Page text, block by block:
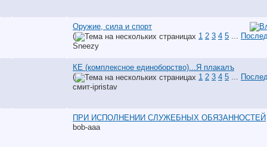
Оружие, сила и спорт
(
1 2 3 4 5 ...
Sneezy
КЕ (комплексное единоборство)...Я плакалъ
(
1 2 3 4 5 ...
смит-ipristav
ПРИ ИСПОЛНЕНИИ СЛУЖЕБНЫХ ОБЯЗАННОСТЕЙ
bob-aaa